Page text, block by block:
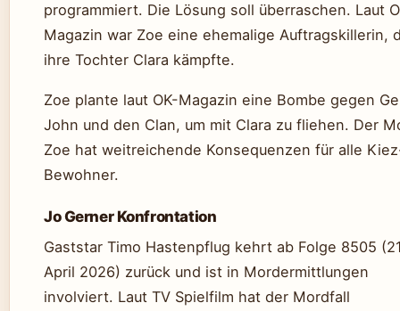
programmiert. Die Lösung soll überraschen. Laut
Magazin war Zoe eine ehemalige Auftragskillerin,
ihre Tochter Clara kämpfte.
Zoe plante laut OK-Magazin eine Bombe gegen
John und den Clan, um mit Clara zu fliehen. Der
Zoe hat weitreichende Konsequenzen für alle
Bewohner.
Jo Gerner Konfrontation
Gaststar Timo Hastenpflug kehrt ab Folge 8505
April 2026) zurück und ist in Mordermittlungen
involviert. Laut TV Spielfilm hat der Mordfall